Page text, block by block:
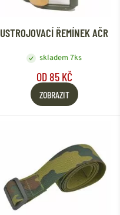
USTROJOVACÍ ŘEMÍNEK AČR
skladem 7ks
OD 85 KČ
ZOBRAZIT